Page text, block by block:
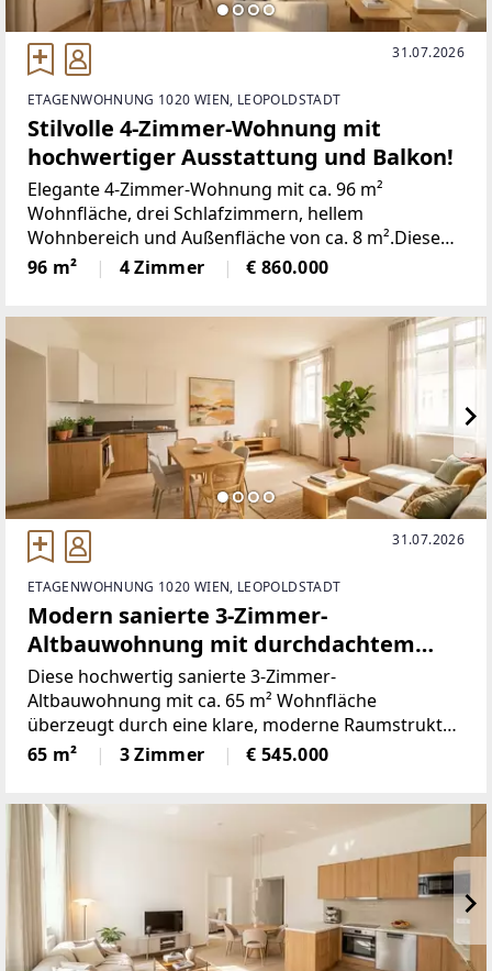
31.07.2026
ETAGENWOHNUNG 1020 WIEN, LEOPOLDSTADT
Stilvolle 4-Zimmer-Wohnung mit
hochwertiger Ausstattung und Balkon!
Elegante 4-Zimmer-Wohnung mit ca. 96 m²
Wohnfläche, drei Schlafzimmern, hellem
Wohnbereich und Außenfläche von ca. 8 m².Diese
perfekt geschnittene 4-Zimmer-Wohnung könnte
schon bald Ihr neues Zuhause werden. Sie befindet
96 m² 4 Zimmer € 860.000
31.07.2026
ETAGENWOHNUNG 1020 WIEN, LEOPOLDSTADT
Modern sanierte 3-Zimmer-
Altbauwohnung mit durchdachtem
Wohnkonzept!
Diese hochwertig sanierte 3-Zimmer-
Altbauwohnung mit ca. 65 m² Wohnfläche
überzeugt durch eine klare, moderne Raumstruktur
und eine funktionale Grundrissgestaltung.Die
perfekte Raumaufteilung kombiniert zeitgemäßen
65 m² 3 Zimmer € 545.000